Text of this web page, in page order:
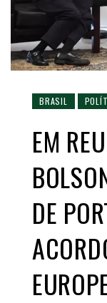
BRASIL
EM
DE